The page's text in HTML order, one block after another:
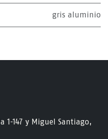
gris aluminio
1-147 y Miguel Santiago,